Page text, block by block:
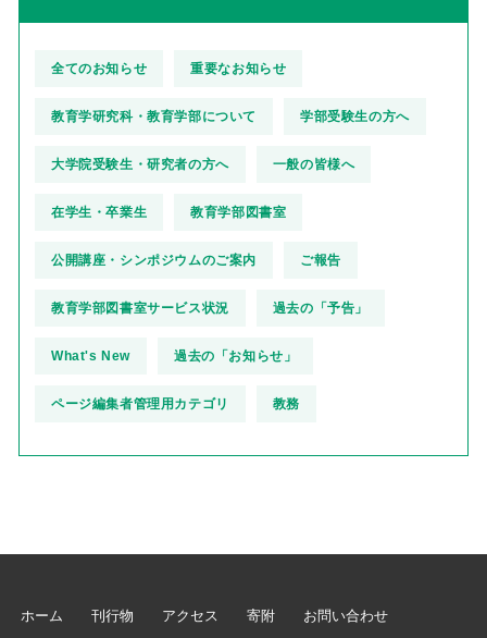
全てのお知らせ 重要なお知らせ
教育学研究科・教育学部について 学部受験生の方へ
大学院受験生・研究者の方へ 一般の皆様へ
在学生・卒業生 教育学部図書室
公開講座・シンポジウムのご案内 ご報告
教育学部図書室サービス状況 過去の「予告」
What's New 過去の「お知らせ」
ページ編集者管理用カテゴリ 教務
ホーム 刊行物 アクセス 寄附
お問い合わせ